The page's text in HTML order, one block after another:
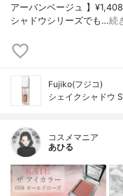
アーバンベージュ 】
シャドウシリーズでも…続
Fujiko(フジコ)
シェイクシャドウ
コスメマニア
あひる